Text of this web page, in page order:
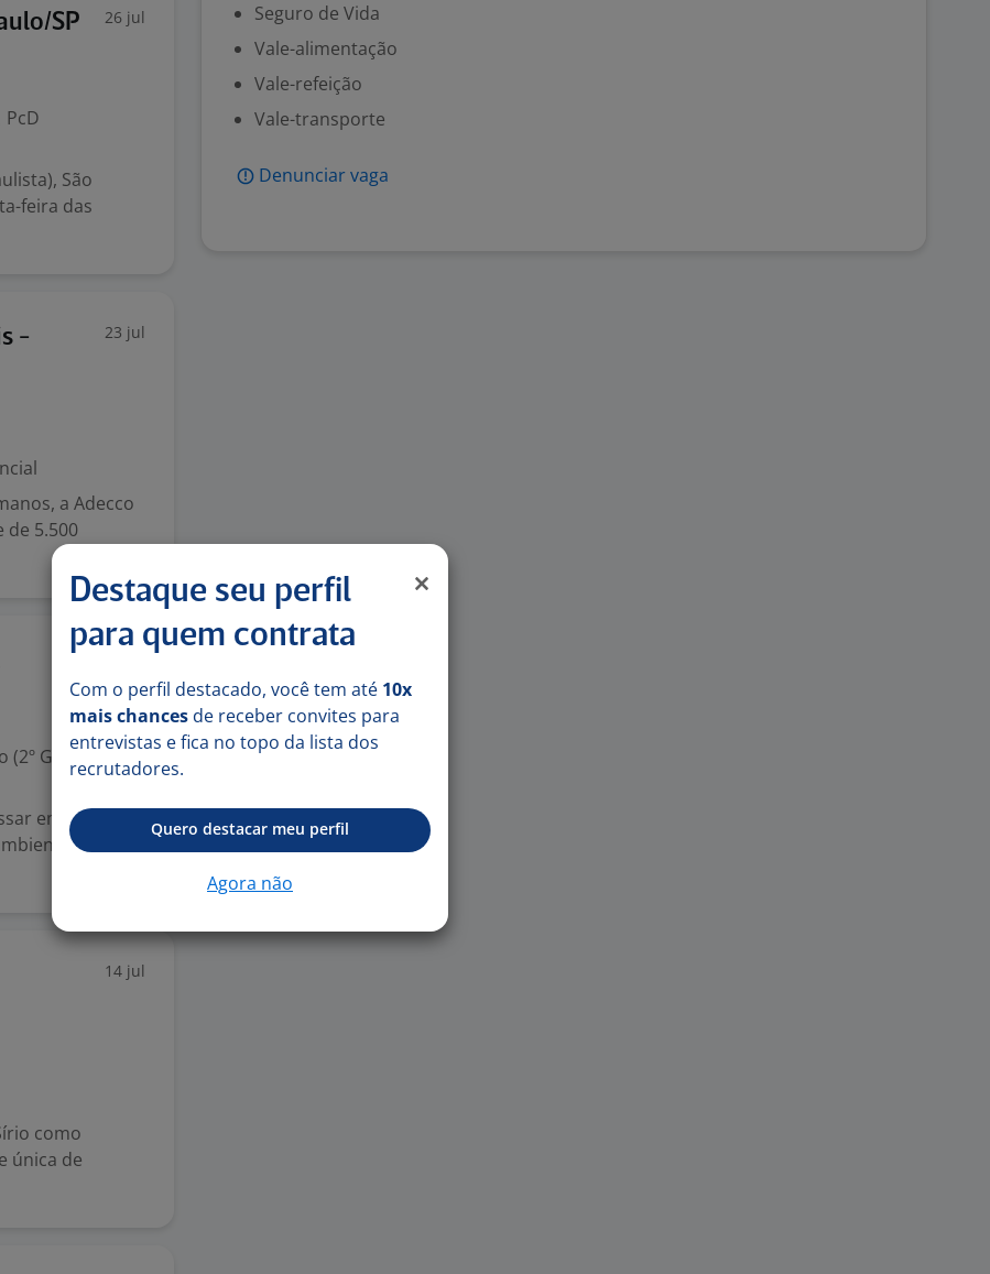
SP 26 jul
PcD
São
feira das
-
23 jul
a Adecco
de 5.500
(2º Grau)
em nosso
14 jul
como
única de
Seguro de Vida
Vale-alimentação
Vale-refeição
Vale-transporte
Denunciar vaga
Destaque seu perfil
para quem contrata
Com o perfil destacado, você tem até 10x
mais chances de receber convites para
entrevistas e fica no topo da lista dos
recrutadores.
Quero destacar meu perfil
Agora não